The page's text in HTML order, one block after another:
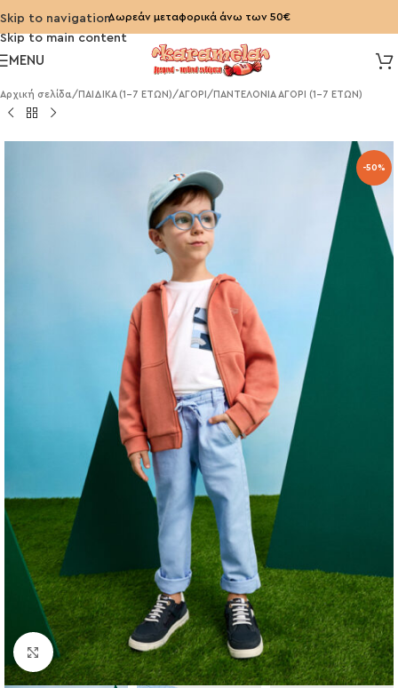
Skip to navigation
Skip to main content
Δωρεάν μεταφορικά άνω των 50€
MENU
Αρχική σελίδα/ ΠΑΙΔΙΚΑ (1-7 ΕΤΩΝ)/ΑΓΟΡΙ / ΠΑΝΤΕΛΟΝΙΑ ΑΓΟΡΙ (1-7 ΕΤΩΝ)
-50%
Click to enlarge